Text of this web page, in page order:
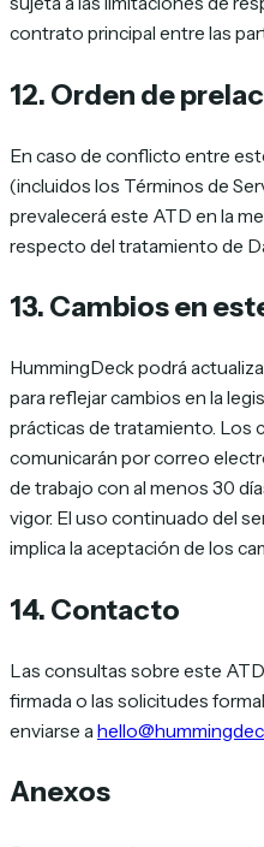
contrato principal entre las
12. Orden de
En caso de conflicto entre
(incluidos los Términos de
prevalecerá este ATD en la
respecto del tratamiento de
13. Cambios en
HummingDeck podrá
para reflejar cambios en la
prácticas de tratamiento. Los
comunicarán por correo
de trabajo con al menos 30
vigor. El uso continuado del
implica la aceptación de los
14. Contacto
Las consultas sobre este
firmada o las solicitudes
enviarse a
Anexos